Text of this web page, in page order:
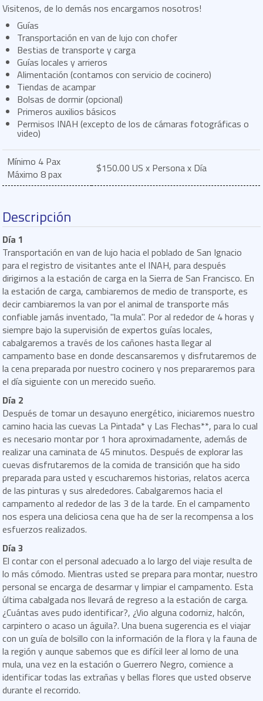
Visitenos, de lo demás nos encargamos nosotros!
Guías
Transportación en van de lujo con chofer
Bestias de transporte y carga
Guías locales y arrieros
Alimentación (contamos con servicio de cocinero)
Tiendas de acampar
Bolsas de dormir (opcional)
Primeros auxilios básicos
Permisos INAH (excepto de los de cámaras fotográficas o
video)
Mínimo 4 Pax
Máximo 8 pax
$150.00 US x Persona x Día
Descripción
Día 1
Transportación en van de lujo hacia el poblado de San Ignacio
para el registro de visitantes ante el INAH, para después
dirigirnos a la estación de carga en la Sierra de San Francisco. En
la estación de carga, cambiaremos de medio de transporte, es
decir cambiaremos la van por el animal de transporte más
confiable jamás inventado, "la mula". Por al rededor de 4 horas y
siempre bajo la supervisión de expertos guías locales,
cabalgaremos a través de los cañones hasta llegar al
campamento base en donde descansaremos y disfrutaremos de
la cena preparada por nuestro cocinero y nos prepararemos para
el día siguiente con un merecido sueño.
Día 2
Después de tomar un desayuno energético, iniciaremos nuestro
camino hacia las cuevas La Pintada* y Las Flechas**, para lo cual
es necesario montar por 1 hora aproximadamente, además de
realizar una caminata de 45 minutos. Después de explorar las
cuevas disfrutaremos de la comida de transición que ha sido
preparada para usted y escucharemos historias, relatos acerca
de las pinturas y sus alrededores. Cabalgaremos hacia el
campamento al rededor de las 3 de la tarde. En el campamento
nos espera una deliciosa cena que ha de ser la recompensa a los
esfuerzos realizados.
Día 3
El contar con el personal adecuado a lo largo del viaje resulta de
lo más cómodo. Mientras usted se prepara para montar, nuestro
personal se encarga de desarmar y limpiar el campamento. Esta
última cabalgada nos llevará de regreso a la estación de carga.
¿Cuántas aves pudo identificar?, ¿Vio alguna codorniz, halcón,
carpintero o acaso un águila?. Una buena sugerencia es el viajar
con un guía de bolsillo con la información de la flora y la fauna de
la región y aunque sabemos que es difícil leer al lomo de una
mula, una vez en la estación o Guerrero Negro, comience a
identificar todas las extrañas y bellas flores que usted observe
durante el recorrido.